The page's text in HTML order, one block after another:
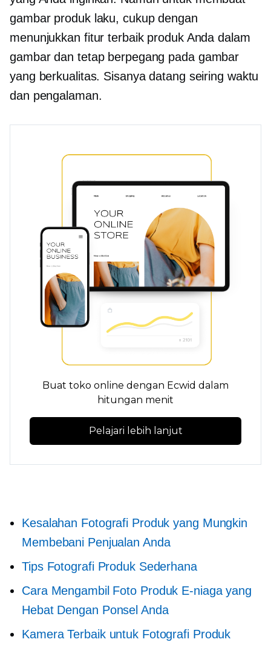
gambar produk laku, cukup dengan
menunjukkan fitur terbaik produk Anda dalam
gambar dan tetap berpegang pada gambar
yang berkualitas. Sisanya datang seiring waktu
dan pengalaman.
Buat toko online dengan Ecwid dalam
hitungan menit
Pelajari lebih lanjut
Kesalahan Fotografi Produk yang Mungkin
Membebani Penjualan Anda
Tips Fotografi Produk Sederhana
Cara Mengambil Foto Produk E-niaga yang
Hebat Dengan Ponsel Anda
Kamera Terbaik untuk Fotografi Produk